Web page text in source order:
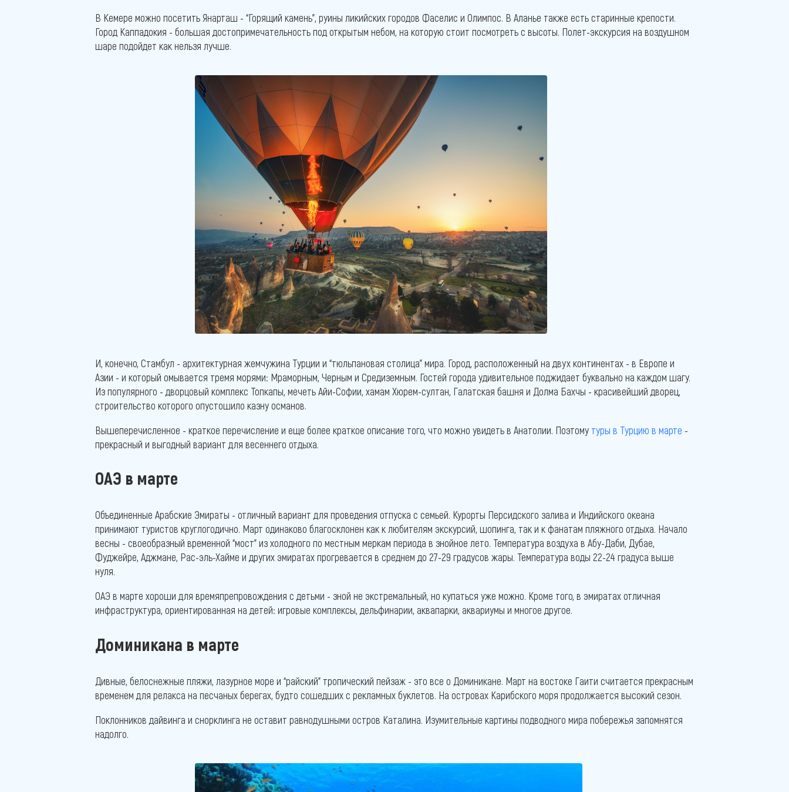
В Кемере можно посетить Янарташ - “Горящий камень”, руины ликийских городов Фаселис и Олимпос. В Аланье также есть старинные крепости.
Город Каппадокия - большая достопримечательность под открытым небом, на которую стоит посмотреть с высоты. Полет-экскурсия на воздушном
шаре подойдет как нельзя лучше.
И, конечно, Стамбул - архитектурная жемчужина Турции и “тюльпановая столица” мира. Город, расположенный на двух континентах - в Европе и
Азии - и который омывается тремя морями: Мраморным, Черным и Средиземным. Гостей города удивительное поджидает буквально на каждом шагу.
Из популярного - дворцовый комплекс Топкапы, мечеть Айи-Софии, хамам Хюрем-султан, Галатская башня и Долма Бахчы - красивейший дворец,
строительство которого опустошило казну османов.
Вышеперечисленное - краткое перечисление и еще более краткое описание того, что можно увидеть в Анатолии. Поэтому туры в Турцию в марте -
прекрасный и выгодный вариант для весеннего отдыха.
ОАЭ в марте
Объединенные Арабские Эмираты - отличный вариант для проведения отпуска с семьей. Курорты Персидского залива и Индийского океана
принимают туристов круглогодично. Март одинаково благосклонен как к любителям экскурсий, шопинга, так и к фанатам пляжного отдыха. Начало
весны - своеобразный временной “мост” из холодного по местным меркам периода в знойное лето. Температура воздуха в Абу-Даби, Дубае,
Фуджейре, Аджмане, Рас-эль-Хайме и других эмиратах прогревается в среднем до 27-29 градусов жары. Температура воды 22-24 градуса выше
нуля.
ОАЭ в марте хороши для времяпрепровождения с детьми - зной не экстремальный, но купаться уже можно. Кроме того, в эмиратах отличная
инфраструктура, ориентированная на детей: игровые комплексы, дельфинарии, аквапарки, аквариумы и многое другое.
Доминикана в марте
Дивные, белоснежные пляжи, лазурное море и “райский” тропический пейзаж - это все о Доминикане. Март на востоке Гаити считается прекрасным
временем для релакса на песчаных берегах, будто сошедших с рекламных буклетов. На островах Карибского моря продолжается высокий сезон.
Поклонников дайвинга и снорклинга не оставит равнодушными остров Каталина. Изумительные картины подводного мира побережья запомнятся
надолго.